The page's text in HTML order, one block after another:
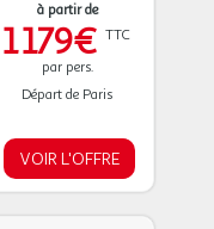
à partir de
1 179€ TTC
par pers.
Départ de Paris
VOIR L'OFFRE